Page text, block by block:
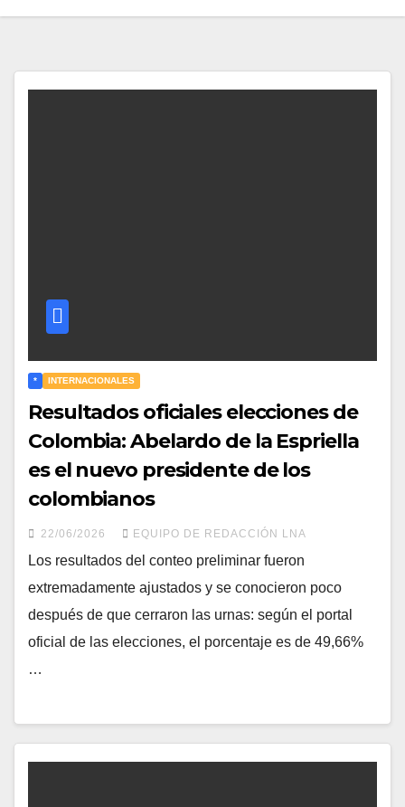
* INTERNACIONALES
Resultados oficiales elecciones de
Colombia: Abelardo de la Espriella
es el nuevo presidente de los
colombianos
22/06/2026 EQUIPO DE REDACCIÓN LNA
Los resultados del conteo preliminar fueron
extremadamente ajustados y se conocieron poco
después de que cerraron las urnas: según el portal
oficial de las elecciones, el porcentaje es de 49,66%
…